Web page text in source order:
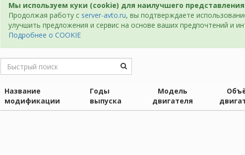
Мы используем куки (cookie) для наилучшего
Продолжая работу с server-avto.ru, вы подтверждаете
улучшить предложения и сервис на основе ваших предпочтений и
Подробнее о COOKIE
Название
модификации
Годы
выпуска
Модель
двигателя